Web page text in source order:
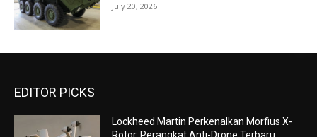
July 20, 2026
EDITOR PICKS
Lockheed Martin Perkenalkan Morfius X-
Rotor, Perangkat Anti-Drone Terbaru